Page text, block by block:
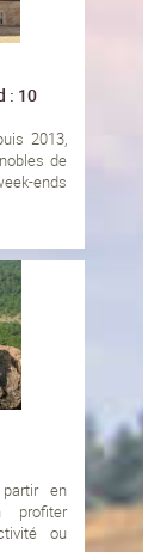
: 10
2013,
de
ends
en
profiter
ou